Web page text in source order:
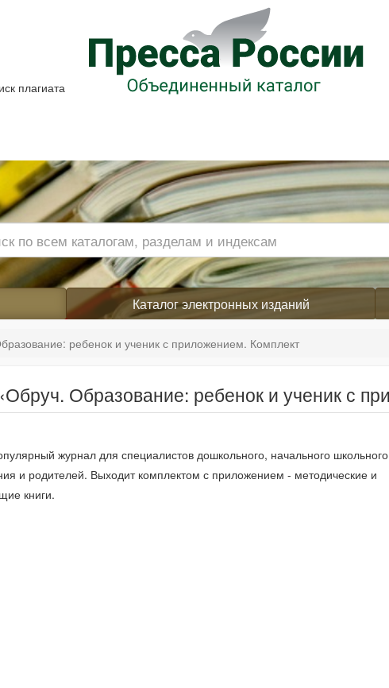
плагиата
Каталог электронных изданий
ребенок и ученик с приложением. Комплект
Образование: ребенок и ученик с
журнал для специалистов дошкольного, начального школьного
и родителей. Выходит комплектом с приложением - методические и
книги.